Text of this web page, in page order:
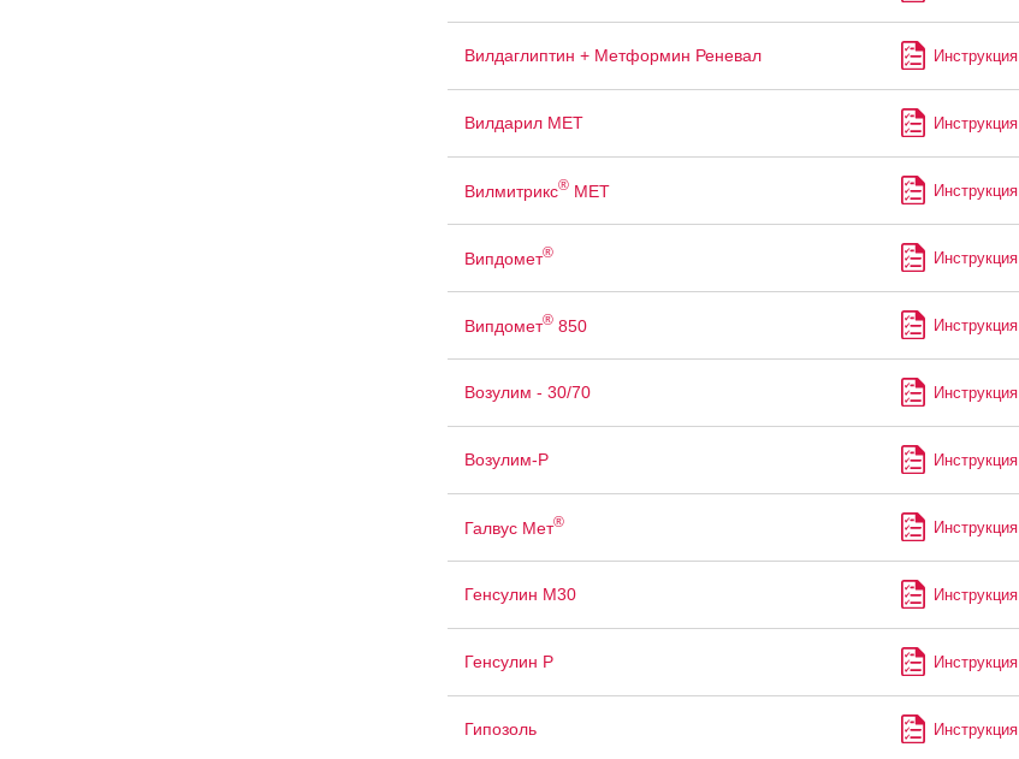
Вилдаглиптин + Метформин Реневал Инструкция
Вилдарил МЕТ Инструкция
Вилмитрикс®МЕТ Инструкция
Випдомет® Инструкция
Випдомет®850 Инструкция
Возулим - 30/70 Инструкция
Возулим-Р Инструкция
Галвус Мет® Инструкция
Генсулин М30 Инструкция
Генсулин Р Инструкция
Гипозоль Инструкция